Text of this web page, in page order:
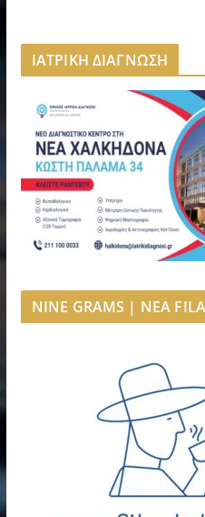
ΙΑΤΡΙΚΗ ΔΙΑΓΝΩΣΗ
NINE GRAMS | NEA